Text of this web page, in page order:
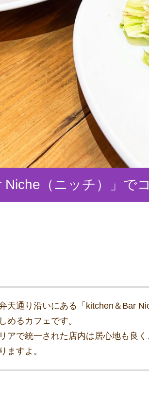
（ニッチ）」で
天通り沿いにある「kitchen＆Bar
めるカフェです。
アで統一された店内は居心地も良
ますよ。